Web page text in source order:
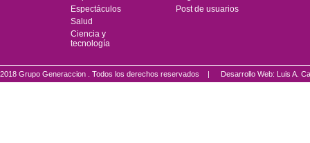
Espectáculos
Salud
Ciencia y
tecnología
Post de usuarios
2018 Grupo Generaccion . Todos los derechos reservados | Desarrollo Web: Luis